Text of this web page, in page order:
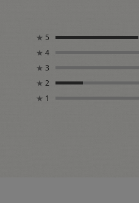
★ 5
★ 4
★ 3
★ 2
★ 1